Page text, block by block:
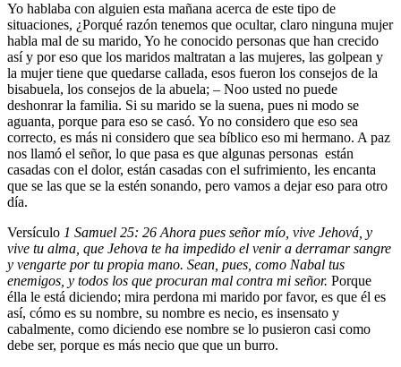
Yo hablaba con alguien esta mañana acerca de este tipo de
situaciones, ¿Porqué razón tenemos que ocultar, claro ninguna mujer
habla mal de su marido, Yo he conocido personas que han crecido
así y por eso que los maridos maltratan a las mujeres, las golpean y
la mujer tiene que quedarse callada, esos fueron los consejos de la
bisabuela, los consejos de la abuela; – Noo usted no puede
deshonrar la familia. Si su marido se la suena, pues ni modo se
aguanta, porque para eso se casó. Yo no considero que eso sea
correcto, es más ni considero que sea bíblico eso mi hermano. A paz
nos llamó el señor, lo que pasa es que algunas personas están
casadas con el dolor, están casadas con el sufrimiento, les encanta
que se las que se la estén sonando, pero vamos a dejar eso para otro
día.
Versículo 1 Samuel 25: 26 Ahora pues señor mío, vive Jehová, y
vive tu alma, que Jehova te ha impedido el venir a derramar sangre
y vengarte por tu propia mano. Sean, pues, como Nabal tus
enemigos, y todos los que procuran mal contra mi señor. Porque
élla le está diciendo; mira perdona mi marido por favor, es que él es
así, cómo es su nombre, su nombre es necio, es insensato y
cabalmente, como diciendo ese nombre se lo pusieron casi como
debe ser, porque es más necio que que un burro.